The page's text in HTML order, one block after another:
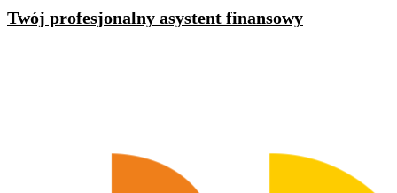
Twój profesjonalny asystent finansowy